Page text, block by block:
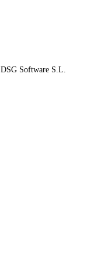
DSG Software S.L.